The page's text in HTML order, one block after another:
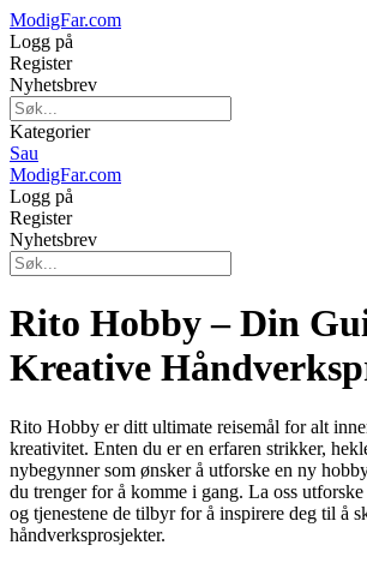
ModigFar.com
Logg på
Register
Nyhetsbrev
Kategorier
Sau
ModigFar.com
Logg på
Register
Nyhetsbrev
Rito Hobby – Din
Kreative
Rito Hobby er ditt ultimate reisemål for alt
kreativitet. Enten du er en erfaren strikker,
nybegynner som ønsker å utforske en ny
du trenger for å komme i gang. La oss
og tjenestene de tilbyr for å inspirere deg til å
håndverksprosjekter.